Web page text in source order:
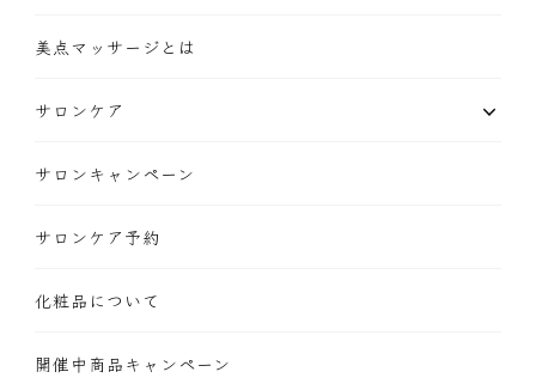
美点マッサージとは
サロンケア
サロンキャンペーン
サロンケア予約
化粧品について
開催中商品キャンペーン